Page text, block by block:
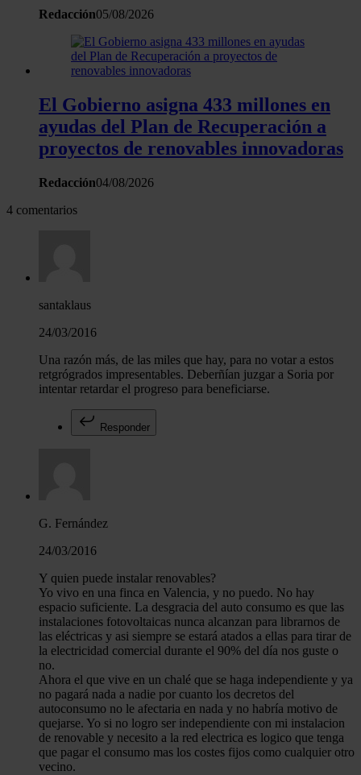
Redacción05/08/2026
El Gobierno asigna 433 millones en
ayudas del Plan de Recuperación a
proyectos de renovables innovadoras
Redacción04/08/2026
4 comentarios
santaklaus
24/03/2016
Una razón más, de las miles que hay, para no votar a estos
retgrógrados impresentables. Deberñían juzgar a Soria por
intentar retardar el progreso para beneficiarse.
Responder
G. Fernández
24/03/2016
Y quien puede instalar renovables?
Yo vivo en una finca en Valencia, y no puedo. No hay
espacio suficiente. La desgracia del auto consumo es que las
instalaciones fotovoltaicas nunca alcanzan para librarnos de
las eléctricas y asi siempre se estará atados a ellas para tirar de
la electricidad comercial durante el 90% del día nos guste o
no.
Ahora el que vive en un chalé que se haga independiente y ya
no pagará nada a nadie por cuanto los decretos del
autoconsumo no le afectaria en nada y no habría motivo de
quejarse. Yo si no logro ser independiente con mi instalacion
de renovable y necesito a la red electrica es logico que tenga
que pagar el consumo mas los costes fijos como cualquier otro
vecino.